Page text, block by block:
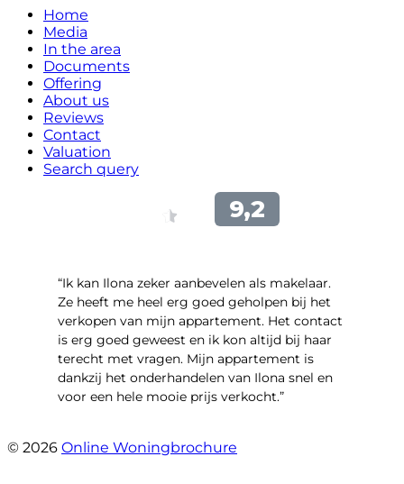
Home
Media
In the area
Documents
Offering
About us
Reviews
Contact
Valuation
Search query
“Ik kan Ilona zeker aanbevelen als makelaar.
Ze heeft me heel erg goed geholpen bij het
verkopen van mijn appartement. Het contact
is erg goed geweest en ik kon altijd bij haar
terecht met vragen. Mijn appartement is
dankzij het onderhandelen van Ilona snel en
voor een hele mooie prijs verkocht.”
© 2026 Online Woningbrochure